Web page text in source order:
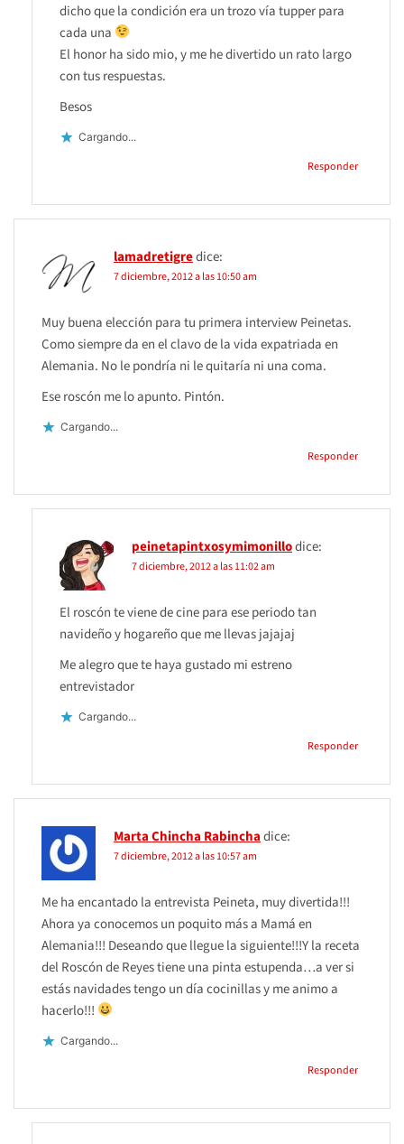
dicho que la condición era un trozo vía tupper para
cada una
El honor ha sido mio, y me he divertido un rato largo
con tus respuestas.
Besos
Cargando...
Responder
lamadretigredice:
7 diciembre, 2012 a las 10:50 am
Muy buena elección para tu primera interview Peinetas.
Como siempre da en el clavo de la vida expatriada en
Alemania. No le pondría ni le quitaría ni una coma.
Ese roscón me lo apunto. Pintón.
Cargando...
Responder
peinetapintxosymimonillodice:
7 diciembre, 2012 a las 11:02 am
El roscón te viene de cine para ese periodo tan
navideño y hogareño que me llevas jajajaj
Me alegro que te haya gustado mi estreno
entrevistador
Cargando...
Responder
Marta Chincha Rabinchadice:
7 diciembre, 2012 a las 10:57 am
Me ha encantado la entrevista Peineta, muy divertida!!!
Ahora ya conocemos un poquito más a Mamá en
Alemania!!! Deseando que llegue la siguiente!!!Y la receta
del Roscón de Reyes tiene una pinta estupenda…a ver si
estás navidades tengo un día cocinillas y me animo a
hacerlo!!!
Cargando...
Responder